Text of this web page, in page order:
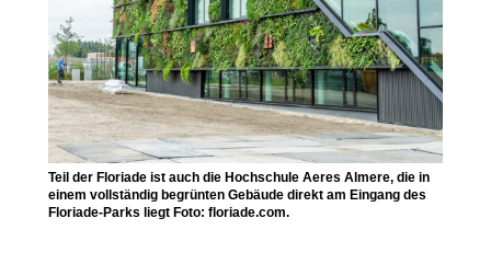
Teil der Floriade ist auch die Hochschule Aeres Almere, die in
einem vollständig begrünten Gebäude direkt am Eingang des
Floriade-Parks liegt Foto: floriade.com.